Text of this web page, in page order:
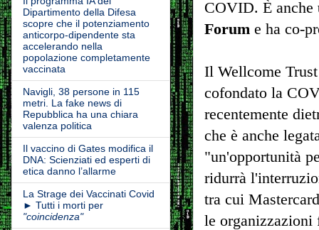
COVID. È anche
Forum e ha co-
Il Wellcome
cofondato la
recentemente
che è anche
"un'opportunità
ridurrà
tra cui
le organizzazioni
Dipartimento della Difesa
scopre che il potenziamento
anticorpo-dipendente sta
accelerando nella
popolazione completamente
vaccinata
Navigli, 38 persone in 115
metri. La fake news di
Repubblica ha una chiara
valenza politica
Il vaccino di Gates modifica il
DNA: Scienziati ed esperti di
etica danno l’allarme
La Strage dei Vaccinati Covid
► Tutti i morti per
"coincidenza"